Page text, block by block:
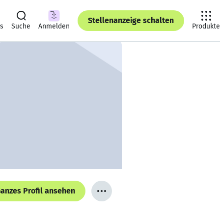
Suche Anmelden
Stellenanzeige schalten
Produkte
Profil ansehen